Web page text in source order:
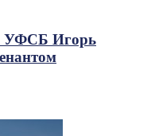
УФСБ Игорь